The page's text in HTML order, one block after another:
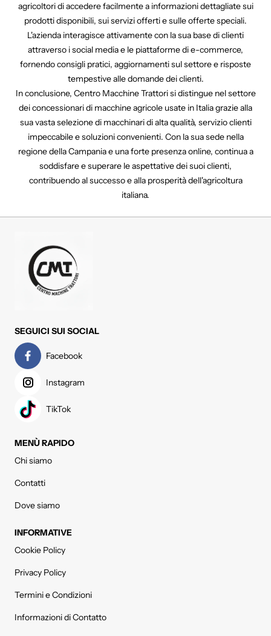
agricoltori di accedere facilmente a informazioni dettagliate sui
prodotti disponibili, sui servizi offerti e sulle offerte speciali.
L'azienda interagisce attivamente con la sua base di clienti
attraverso i social media e le piattaforme di e-commerce,
fornendo consigli pratici, aggiornamenti sul settore e risposte
tempestive alle domande dei clienti.
In conclusione, Centro Macchine Trattori si distingue nel settore
dei concessionari di macchine agricole usate in Italia grazie alla
sua vasta selezione di macchinari di alta qualità, servizio clienti
impeccabile e soluzioni convenienti. Con la sua sede nella
regione della Campania e una forte presenza online, continua a
soddisfare e superare le aspettative dei suoi clienti,
contribuendo al successo e alla prosperità dell'agricoltura
italiana.
SEGUICI SUI SOCIAL
Facebook
Instagram
TikTok
MENÙ RAPIDO
Chi siamo
Contatti
Dove siamo
INFORMATIVE
Cookie Policy
Privacy Policy
Termini e Condizioni
Informazioni di Contatto